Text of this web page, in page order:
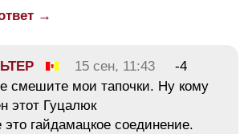
→
15 сен, 11:43
-4
смешите мои тапочки. Ну кому
этот Гуцалюк
это гайдамацкое соединение.